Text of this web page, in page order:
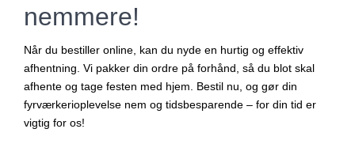
nemmere!
Når du bestiller online, kan du nyde en hurtig og effektiv
afhentning. Vi pakker din ordre på forhånd, så du blot skal
afhente og tage festen med hjem. Bestil nu, og gør din
fyrværkerioplevelse nem og tidsbesparende – for din tid er
vigtig for os!